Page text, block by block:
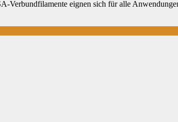
eignen sich für alle